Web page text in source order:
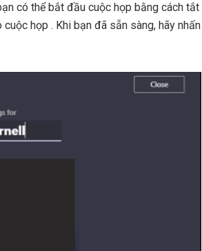
có thể bắt đầu cuộc họp bằng cách tắt
họp . Khi bạn đã sẵn sàng, hãy nhấn